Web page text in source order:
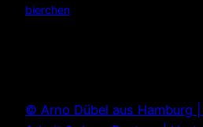
bierchen
© Arno Dübel aus Hamburg